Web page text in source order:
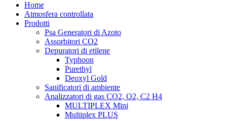
Home
Atmosfera controllata
Prodotti
Psa Generatori di Azoto
Assorbitori CO2
Depuratori di etilene
Typhoon
Purethyl
Deoxyl Gold
Sanificatori di ambiente
Analizzatori di gas CO2, O2, C2 H4
MULTIPLEX Mini
Multiplex PLUS